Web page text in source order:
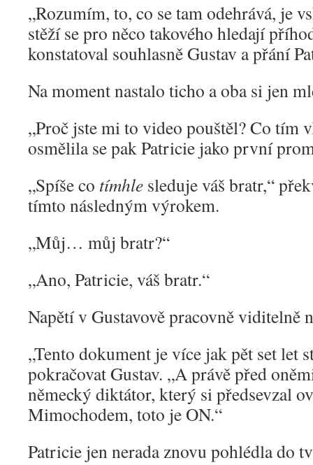
„Rozumím, to, co se tam odehrává, je
stěží se pro něco takového hledají
konstatoval souhlasně Gustav a přání
Na moment nastalo ticho a oba si jen
„Proč jste mi to video pouštěl? Co tím
osmělila se pak Patricie jako první
„Spíše co tímhle sleduje váš bratr,“
tímto následným výrokem.
„Můj… můj bratr?“
„Ano, Patricie, váš bratr.“
Napětí v Gustavově pracovně viditelně
„Tento dokument je více jak pět set let
pokračovat Gustav. „A právě před
německý diktátor, který si předsevzal
Mimochodem, toto je ON.“
Patricie jen nerada znovu pohlédla do